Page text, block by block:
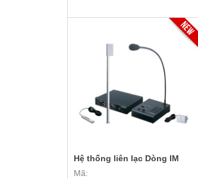
Hệ thống liên lạc Dòng IM
Mã: